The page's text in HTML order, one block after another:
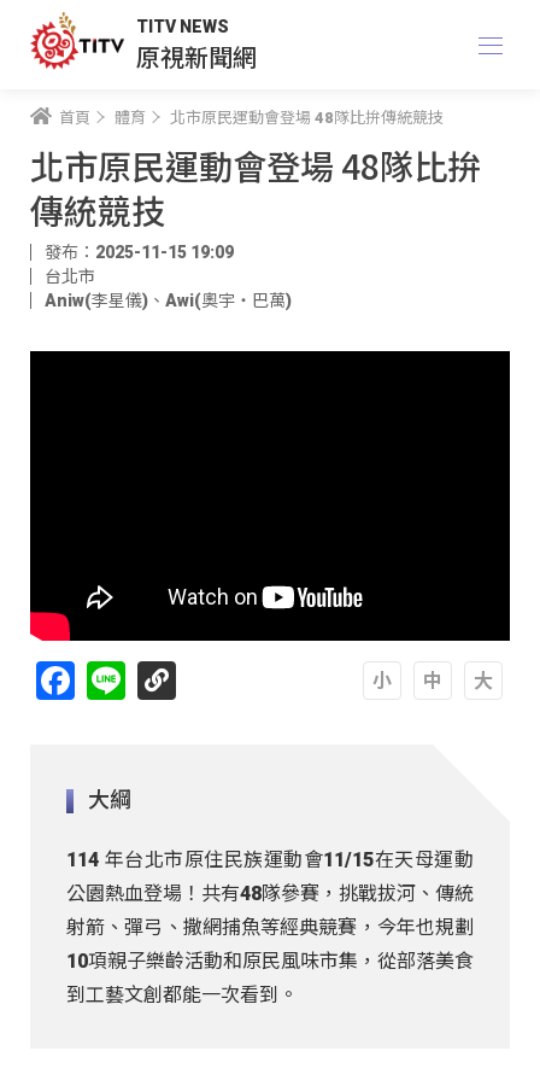
TITV NEWS
原視新聞網
首頁 體育 北市原民運動會登場 48隊比拚傳統競技
北市原民運動會登場 48隊比拚
傳統競技
發布：2025-11-15 19:09
台北市
Aniw(李星儀) 、 Awi(奧宇‧巴萬)
Facebook
Line
大綱
114 年台北市原住民族運動會11/15在天母運動
公園熱血登場！共有48隊參賽，挑戰拔河、傳統
射箭、彈弓、撒網捕魚等經典競賽，今年也規劃
10項親子樂齡活動和原民風味市集，從部落美食
到工藝文創都能一次看到。